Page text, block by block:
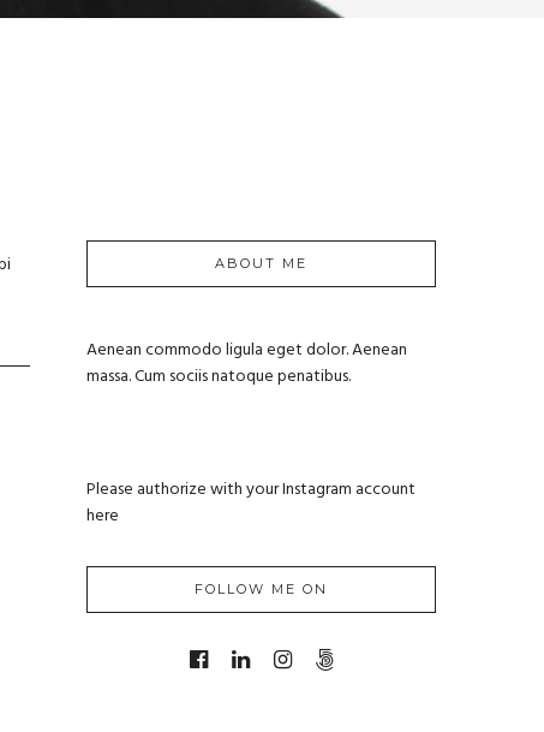
ABOUT ME
Aenean commodo ligula eget dolor. Aenean
massa. Cum sociis natoque penatibus.
Please authorize with your Instagram account
here
FOLLOW ME ON